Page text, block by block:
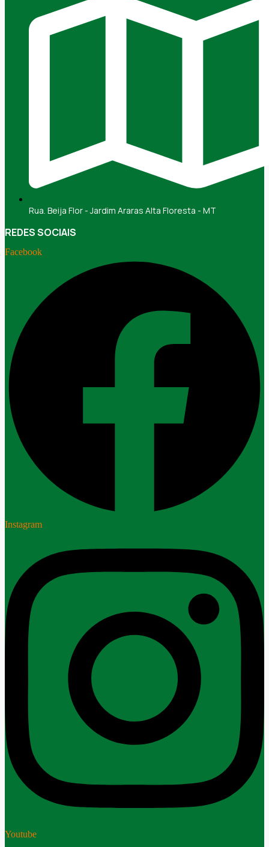
Rua. Beija Flor - Jardim Araras Alta Floresta - MT
REDES SOCIAIS
Facebook
Instagram
Youtube